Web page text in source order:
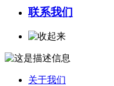
联系我们
关于我们